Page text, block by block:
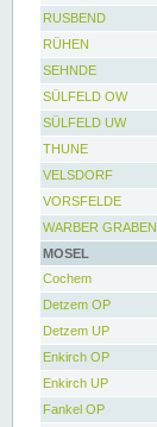
RUSBEND
RÜHEN
SEHNDE
SÜLFELD OW
SÜLFELD UW
THUNE
VELSDORF
VORSFELDE
WARBER GRABEN
MOSEL
Cochem
Detzem OP
Detzem UP
Enkirch OP
Enkirch UP
Fankel OP